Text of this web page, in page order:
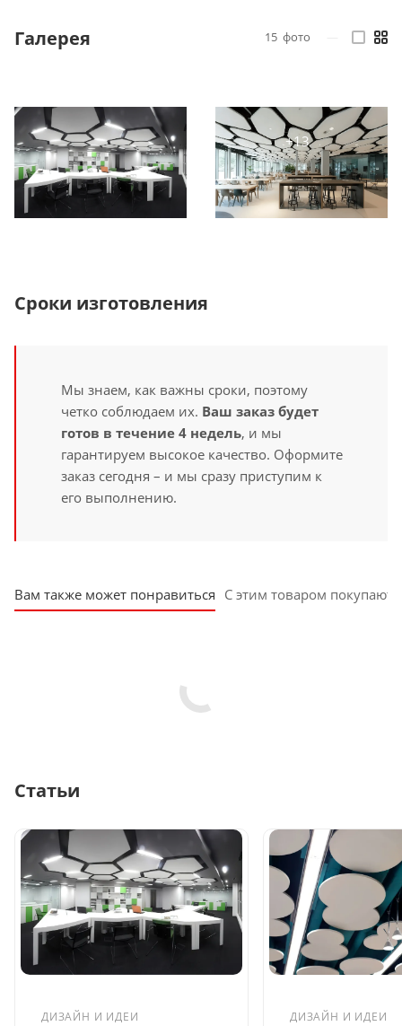
Галерея 15 фото
Сроки изготовления
Мы знаем, как важны сроки, поэтому
четко соблюдаем их. Ваш заказ будет
готов в течение 4 недель, и мы
гарантируем высокое качество. Оформите
заказ сегодня – и мы сразу приступим к
его выполнению.
Вам также может понравиться С этим товаром покупают
Статьи
ДИЗАЙН И ИДЕИ
ДИЗАЙН И ИДЕИ